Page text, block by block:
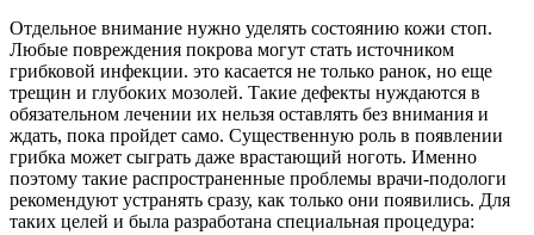
Отдельное внимание нужно уделять состоянию кожи стоп.
Любые повреждения покрова могут стать источником
грибковой инфекции. это касается не только ранок, но еще
трещин и глубоких мозолей. Такие дефекты нуждаются в
обязательном лечении их нельзя оставлять без внимания и
ждать, пока пройдет само. Существенную роль в появлении
грибка может сыграть даже врастающий ноготь. Именно
поэтому такие распространенные проблемы врачи-подологи
рекомендуют устранять сразу, как только они появились. Для
таких целей и была разработана специальная процедура: